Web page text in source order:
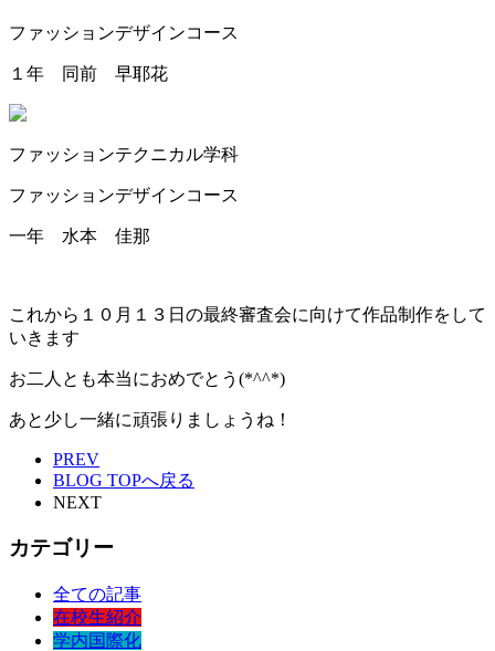
ファッションデザインコース
１年 同前 早耶花
ファッションテクニカル学科
ファッションデザインコース
一年 水本 佳那
これから１０月１３日の最終審査会に向けて作品制作をして
いきます
お二人とも本当におめでとう(*^^*)
あと少し一緒に頑張りましょうね！
PREV
BLOG TOPへ戻る
NEXT
カテゴリー
全ての記事
在校生紹介
学内国際化